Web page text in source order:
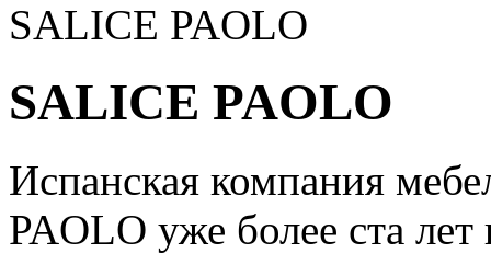
SALICE PAOLO
SALICE PAOLO
Испанская компания
PAOLO уже более ста